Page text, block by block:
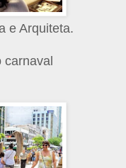
e Arquiteta.